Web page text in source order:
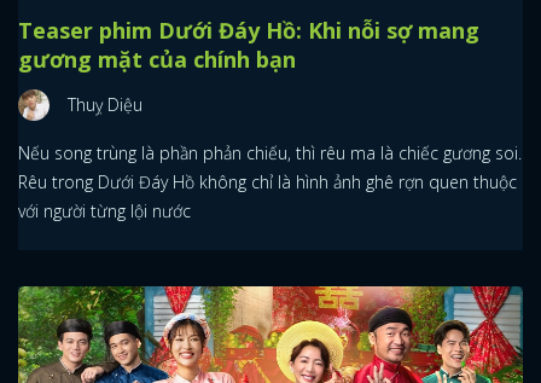
Teaser phim Dưới Đáy Hồ: Khi nỗi sợ mang
gương mặt của chính bạn
Thuỵ Diệu
Nếu song trùng là phần phản chiếu, thì rêu ma là chiếc gương soi.
Rêu trong Dưới Đáy Hồ không chỉ là hình ảnh ghê rợn quen thuộc
với người từng lội nước